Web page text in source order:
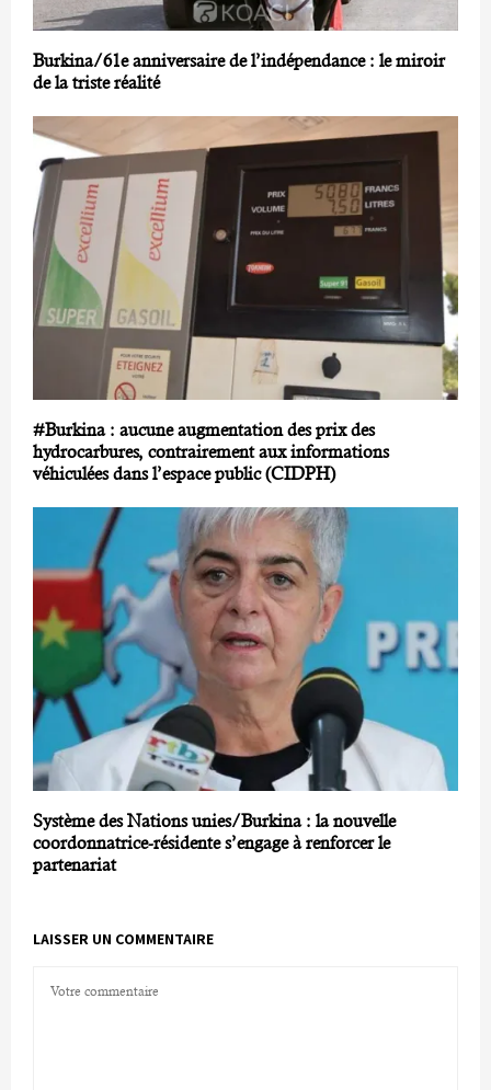
Burkina/61e anniversaire de l’indépendance : le miroir
de la triste réalité
#Burkina : aucune augmentation des prix des
hydrocarbures, contrairement aux informations
véhiculées dans l’espace public (CIDPH)
Système des Nations unies/Burkina : la nouvelle
coordonnatrice-résidente s’engage à renforcer le
partenariat
LAISSER UN COMMENTAIRE